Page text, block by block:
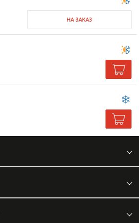
НА ЗАКАЗ